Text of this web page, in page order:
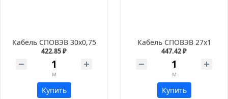
Кабель СПОВЭВ 30х0,75
422.85 ₽
м
Купить
Кабель СПОВЭВ 27х1
447.42 ₽
м
Купить